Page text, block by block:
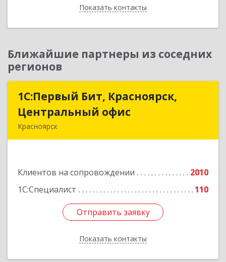
Показать контакты
Назад
Ближайшие партнеры из соседних
регионов
1С:Первый Бит, Красноярск,
Центральный офис
Красноярск
Клиентов на сопровождении
2010
1С:Специалист
110
Отправить заявку
Показать контакты
1С:Первый Бит, Красноярск,
Центральный офис
Подробнее
Отправить заявку
Назад